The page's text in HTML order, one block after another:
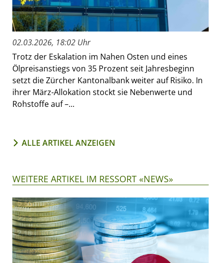
02.03.2026, 18:02 Uhr
Trotz der Eskalation im Nahen Osten und eines
Ölpreisanstiegs von 35 Prozent seit Jahresbeginn
setzt die Zürcher Kantonalbank weiter auf Risiko. In
ihrer März-Allokation stockt sie Nebenwerte und
Rohstoffe auf –...
ALLE ARTIKEL ANZEIGEN
WEITERE ARTIKEL IM RESSORT «NEWS»